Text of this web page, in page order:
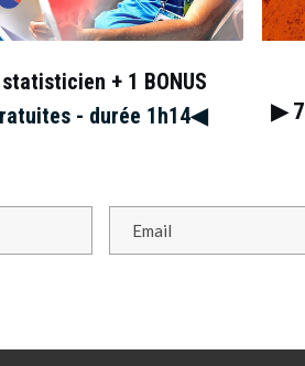
champs obligatoires sont indiqués avec*
+ 1 BONUS
- durée 1h14◀︎
▶︎ 7